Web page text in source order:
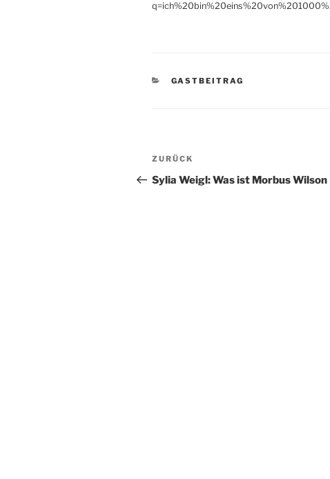
KATEGORIEN
GASTBEITRAG
Beitragsnavigation
Vorheriger
Beitrag
ZURÜCK
Sylia Weigl: Was ist Morbus Wilson